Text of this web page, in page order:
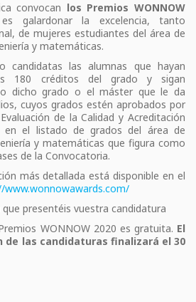
convocan los Premios WONNOW
galardonar la excelencia, tanto
de mujeres estudiantes del área de
y matemáticas.
candidatas las alumnas que hayan
180 créditos del grado y sigan
dicho grado o el máster que le da
cuyos grados estén aprobados por
de la Calidad y Acreditación
en el listado de grados del área de
y matemáticas que figura como
de la Convocatoria.
más detallada está disponible en el
www.wonnowawards.com/
presentéis vuestra candidatura
WONNOW 2020 es gratuita. El
de las candidaturas finalizará el 30